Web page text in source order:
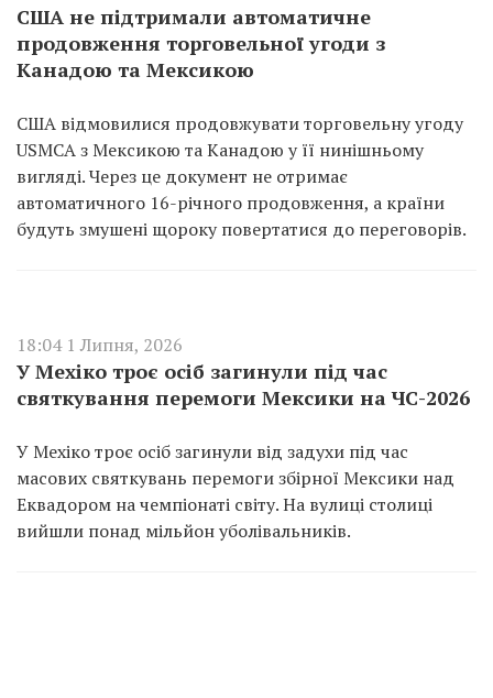
США не підтримали автоматичне
продовження торговельної угоди з
Канадою та Мексикою
США відмовилися продовжувати торговельну угоду
USMCA з Мексикою та Канадою у її нинішньому
вигляді. Через це документ не отримає
автоматичного 16-річного продовження, а країни
будуть змушені щороку повертатися до переговорів.
18:04 1 Липня, 2026
У Мехіко троє осіб загинули під час
святкування перемоги Мексики на ЧС-2026
У Мехіко троє осіб загинули від задухи під час
масових святкувань перемоги збірної Мексики над
Еквадором на чемпіонаті світу. На вулиці столиці
вийшли понад мільйон уболівальників.